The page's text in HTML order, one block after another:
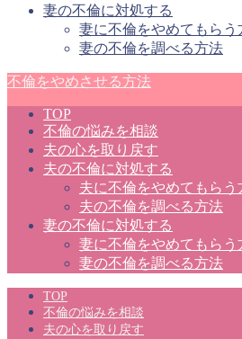
妻の不倫に対処する
妻に不倫をやめてもらう
妻の不倫を調べる方法
不倫をやめさせる方法
TOP
不倫の悩みを相談
夫の心を取り戻す
夫の不倫に対処する
夫に不倫をやめてもらう
夫の不倫を調べる方法
妻の不倫に対処する
妻に不倫をやめてもらう
妻の不倫を調べる方法
TOP
不倫の悩みを相談
夫の心を取り戻す